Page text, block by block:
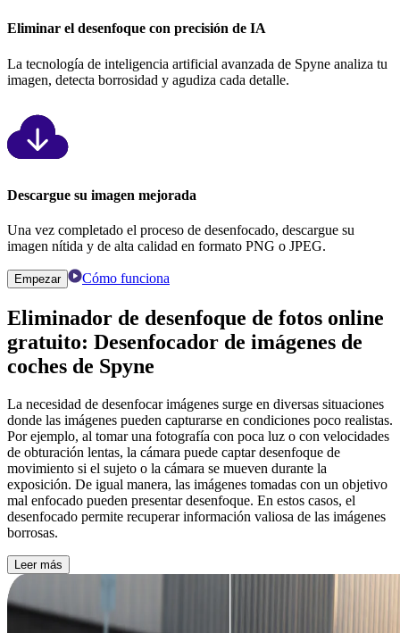
Eliminar el desenfoque con precisión de IA
La tecnología de inteligencia artificial avanzada de Spyne analiza tu
imagen, detecta borrosidad y agudiza cada detalle.
Descargue su imagen mejorada
Una vez completado el proceso de desenfocado, descargue su
imagen nítida y de alta calidad en formato PNG o JPEG.
Empezar Cómo funciona
Eliminador de desenfoque de fotos online
gratuito: Desenfocador de imágenes de
coches de Spyne
La necesidad de desenfocar imágenes surge en diversas situaciones
donde las imágenes pueden capturarse en condiciones poco realistas.
Por ejemplo, al tomar una fotografía con poca luz o con velocidades
de obturación lentas, la cámara puede captar desenfoque de
movimiento si el sujeto o la cámara se mueven durante la
exposición. De igual manera, las imágenes tomadas con un objetivo
mal enfocado pueden presentar desenfoque. En estos casos, el
desenfocado permite recuperar información valiosa de las imágenes
borrosas.
Leer más